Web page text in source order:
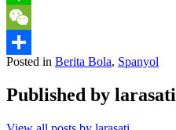
Line
WeChat
Share
Posted in Berita Bola, Spanyol
Published by larasati